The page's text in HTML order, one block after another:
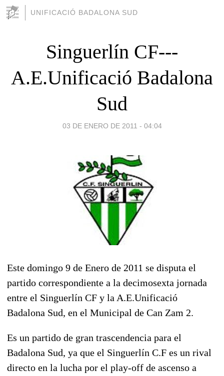
UNIFICACIÓ BADALONA SUD
Singuerlín CF---
A.E.Unificació Badalona
Sud
03 DE ENERO DE 2011 - 04:04
Este domingo 9 de Enero de 2011 se disputa el
partido correspondiente a la decimosexta jornada
entre el Singuerlín CF y la A.E.Unificació
Badalona Sud, en el Municipal de Can Zam 2.
Es un partido de gran trascendencia para el
Badalona Sud, ya que el Singuerlín C.F es un rival
directo en la lucha por el play-off de ascenso a